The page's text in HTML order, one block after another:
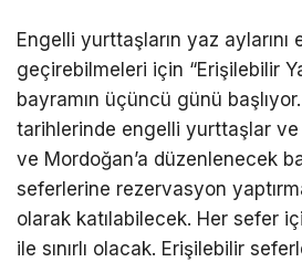
Engelli yurttaşların yaz aylarını
geçirebilmeleri için “Erişilebilir
bayramın üçüncü günü
tarihlerinde engelli yurttaşlar
ve Mordoğan’a düzenlenecek
seferlerine rezervasyon
olarak katılabilecek. Her sefer
ile sınırlı olacak. Erişilebilir